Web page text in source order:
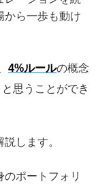
から一歩も動け
4%ルールの概念
と思うことができ
します。
ポートフォリ